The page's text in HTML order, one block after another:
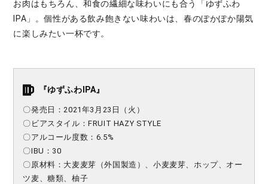
お肉はもちろん、和食の繊細な味わいにも合う「ゆずふわ
IPA」。個性がある飲み飽きない味わいは、春のぽかぽか陽気
に楽しみたい一杯です。
『ゆずふわIPA』
〇発売日：2021年3月23日（火）
〇ビアスタイル：FRUIT HAZY STYLE
〇アルコール度数：6.5%
〇IBU：30
〇原材料：大麦麦芽（外国製造）、小麦麦芽、ホップ、オー
ツ麦、糖類、柚子